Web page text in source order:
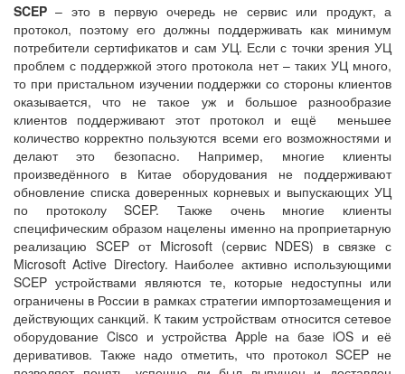
SCEP – это в первую очередь не сервис или продукт, а
протокол, поэтому его должны поддерживать как минимум
потребители сертификатов и сам УЦ. Если с точки зрения УЦ
проблем с поддержкой этого протокола нет – таких УЦ много,
то при пристальном изучении поддержки со стороны клиентов
оказывается, что не такое уж и большое разнообразие
клиентов поддерживают этот протокол и ещё меньшее
количество корректно пользуются всеми его возможностями и
делают это безопасно. Например, многие клиенты
произведённого в Китае оборудования не поддерживают
обновление списка доверенных корневых и выпускающих УЦ
по протоколу SCEP. Также очень многие клиенты
специфическим образом нацелены именно на проприетарную
реализацию SCEP от Microsoft (сервис NDES) в связке с
Microsoft Active Directory. Наиболее активно использующими
SCEP устройствами являются те, которые недоступны или
ограничены в России в рамках стратегии импортозамещения и
действующих санкций. К таким устройствам относится сетевое
оборудование Cisco и устройства Apple на базе iOS и её
деривативов. Также надо отметить, что протокол SCEP не